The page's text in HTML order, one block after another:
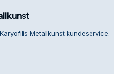
Metallkunst kundeservice.